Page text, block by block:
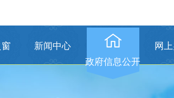
新闻中心
政府信息公开
网